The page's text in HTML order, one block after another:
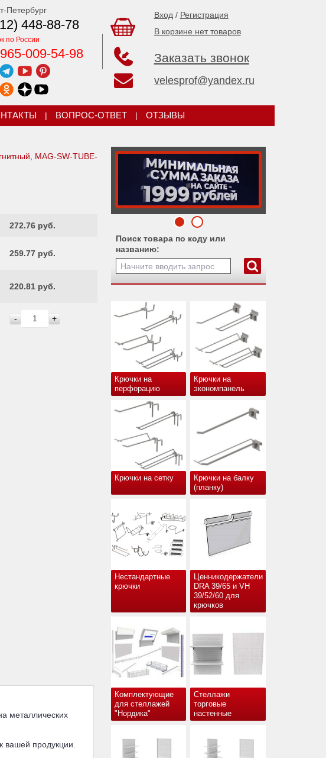
Петербург
448-88-78
по России
009-54-98
Вход / Регистрация
В корзине нет товаров
Заказать звонок
velesprof@yandex.ru
| ВОПРОС-ОТВЕТ | ОТЗЫВЫ
Поиск товара по коду или
названию:
Крючки на
перфорацию
Крючки на
экономпанель
Крючки на сетку
Крючки на балку
(планку)
Нестандартные
крючки
Ценникодержатели
DRA 39/65 и VH
39/52/60 для
крючков
Комплектующие
для стеллажей
"Нордика"
Стеллажи
торговые
настенные
MAG-SW-TUBE-
272.76 руб.
259.77 руб.
220.81 руб.
- +
металлических
продукции.